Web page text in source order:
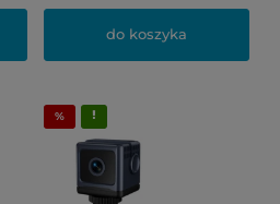
do koszyka